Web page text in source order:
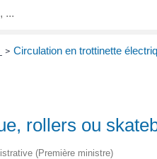
> Circulation en trottinette
rollers ou
(Première ministre)